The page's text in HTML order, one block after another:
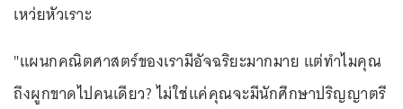
เหว่ยหัวเราะ
"แผนกคณิตศาสตร์ของเรามีอัจฉริยะมากมาย แต่ทำไมคุณ
ถึงผูกขาดไปคนเดียว? ไม่ใช่แค่คุณจะมีนักศึกษาปริญญาตรี